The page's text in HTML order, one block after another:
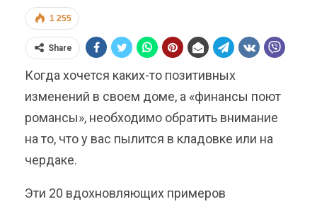
1 255
Share
Когда хочется каких-то позитивных
изменений в своем доме, а «финансы поют
романсы», необходимо обратить внимание
на то, что у вас пылится в кладовке или на
чердаке.
Эти 20 вдохновляющих примеров